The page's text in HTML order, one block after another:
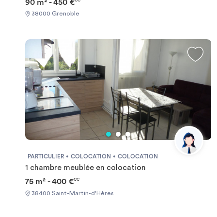
90 m² - 450 €
38000 Grenoble
PARTICULIER COLOCATION COLOCATION
1 chambre meublée en colocation
75 m² - 400 €CC
38400 Saint-Martin-d'Hères